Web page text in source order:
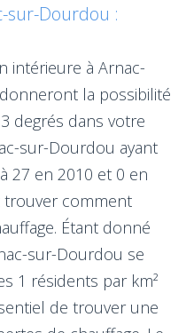
sur-Dourdou :
intérieure à Arnac-
la possibilité
degrés dans votre
sur-Dourdou ayant
27 en 2010 et 0 en
trouver comment
Étant donné
sur-Dourdou se
1 résidents par km²
de trouver une